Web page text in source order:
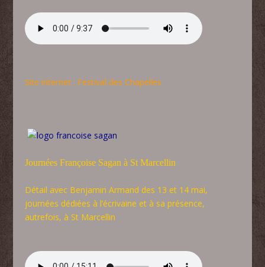
Site internet : Festival des Chapelles
Journées Françoise Sagan à St Marcellin
Détail avec Benjamin Armand des 13 et 14 mai,
journées dédiées à l’écrivaine et à sa présence,
autrefois, à St Marcellin